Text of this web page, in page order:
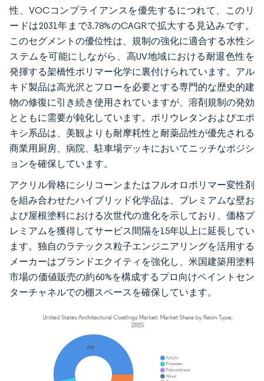
性、VOCコンプライアンスを優先するにつれて、このリ
ードは2031年まで3.78%のCAGRで拡大する見込みです。
このセグメントの優位性は、規制の強化に適合する水性シ
ステムを可能にしながら、高UV地域における耐退色性を
発揮する架橋性ポリマー化学に裏付けられています。アル
キド製品は高光沢とフローを必要とする専門的な歴史的建
物の修復に引き続き使用されていますが、溶剤規制の発効
とともに需要が鈍化しています。ポリウレタンおよびエポ
キシ系品は、美観よりも耐摩耗性と耐薬品性が優先される
商業用厨房、病院、駐車場デッキにおいてニッチなポジシ
ョンを確保しています。
アクリル骨格にシリコーンまたはフルオロポリマー変性剤
を組み合わせたハイブリッド化学品は、プレミアムな壁お
よび屋根塗料における次世代の進化を示しており、価格プ
レミアムを獲得してサービス間隔を15年以上に延長してい
ます。独自のラテックス粒子エンジニアリングを活用する
メーカーはブランドエクイティを強化し、米国建築用塗料
市場の価値販売の約60%を構成するプロ向けペイントセン
ターチャネルでの棚スペースを確保しています。